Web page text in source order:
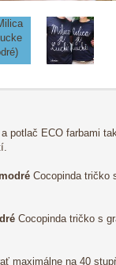
potlač ECO farbami
Cocopinda tričko
Cocopinda tričko s
maximálne na 40